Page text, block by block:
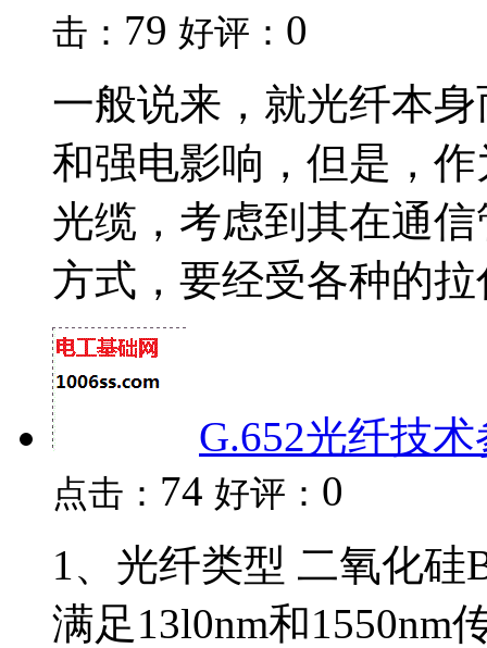
击： 79 好评： 0
一般说来，就光纤本
和强电影响，但是，
光缆，考虑到其在通
方式，要经受各种的拉
G.652光纤技
点击： 74 好评： 0
1、光纤类型 二氧化硅
满足13l0nm和1550nm